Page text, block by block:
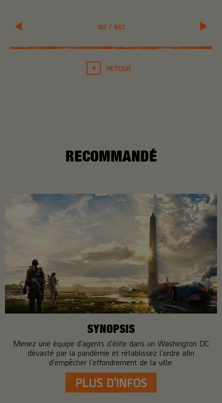
168 / 463
RETOUR
RECOMMANDÉ
SYNOPSIS
Menez une équipe d'agents d'élite dans un Washington DC
dévasté par la pandémie et rétablissez l'ordre afin
d'empêcher l'effondrement de la ville.
PLUS D'INFOS